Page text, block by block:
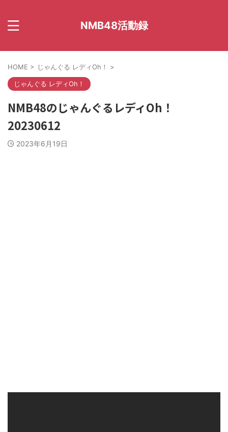
NMB48活動録
HOME > じゃんぐる レディOh！ >
じゃんぐる レディOh！
NMB48のじゃんぐるレディOh！
20230612
2023年6月19日